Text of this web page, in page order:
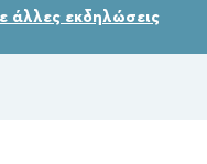
άλλες εκδηλώσεις